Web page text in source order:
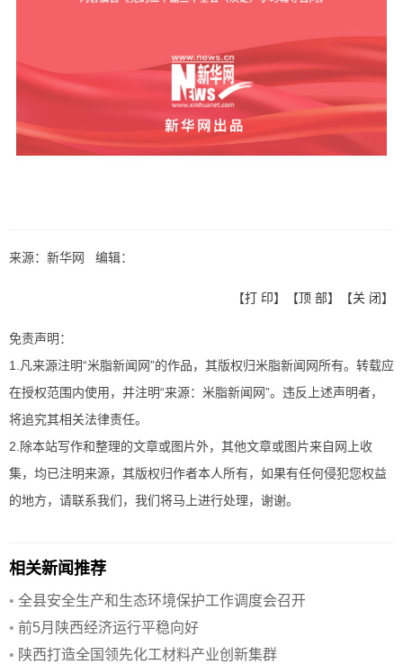
来源：新华网 编辑：
【打 印】【顶 部】【关 闭】
免责声明：
1.凡来源注明“米脂新闻网”的作品，其版权归米脂新闻网所有。转载应
在授权范围内使用，并注明“来源：米脂新闻网”。违反上述声明者，
将追究其相关法律责任。
2.除本站写作和整理的文章或图片外，其他文章或图片来自网上收
集，均已注明来源，其版权归作者本人所有，如果有任何侵犯您权益
的地方，请联系我们，我们将马上进行处理，谢谢。
相关新闻推荐
• 全县安全生产和生态环境保护工作调度会召开
• 前5月陕西经济运行平稳向好
• 陕西打造全国领先化工材料产业创新集群